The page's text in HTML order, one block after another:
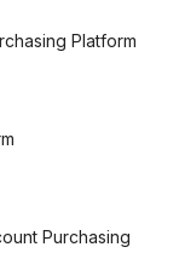
Platform
Purchasing